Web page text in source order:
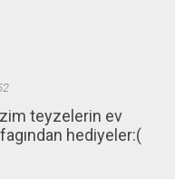
teyzelerin ev
hediyeler:(